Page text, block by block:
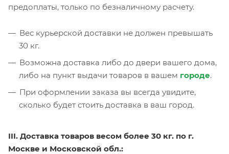
предоплаты, только по безналичному расчету.
Вес курьерской доставки не должен превышать
30 кг.
Возможна доставка либо до двери вашего дома,
либо на пункт выдачи товаров в вашем городе.
При оформлении заказа вы всегда увидите,
сколько будет стоить доставка в ваш город.
III. Доставка товаров весом более 30 кг. по г.
Москве и Московской обл.: